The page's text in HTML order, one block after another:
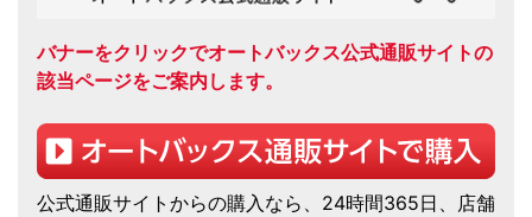
バナーをクリックでオートバックス公式通販サイトの
該当ページをご案内します。
公式通販サイトからの購入なら、24時間365日、店舗